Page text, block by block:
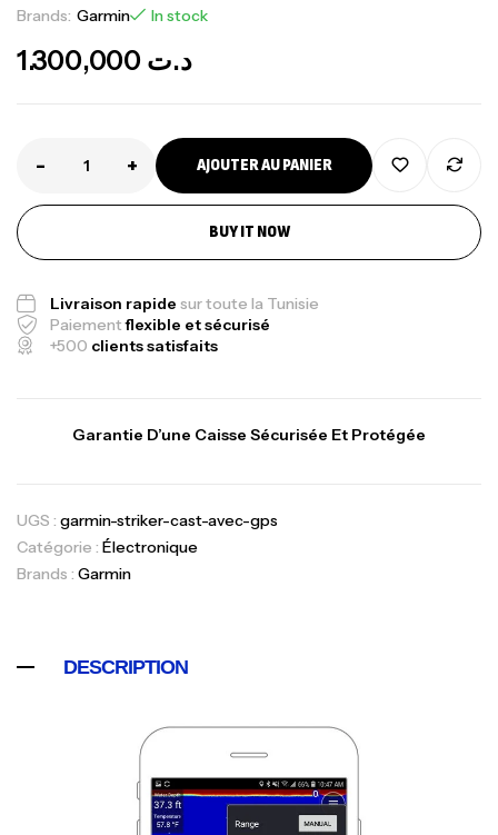
Brands: Garmin In stock
د.ت
- + AJOUTER AU PANIER
BUY IT NOW
Livraison rapide sur toute la Tunisie
Paiementflexible et sécurisé
+500 clients satisfaits
Garantie D’une Caisse Sécurisée Et Protégée
UGS : garmin-striker-cast-avec-gps
Catégorie : Électronique
Brands : Garmin
DESCRIPTION